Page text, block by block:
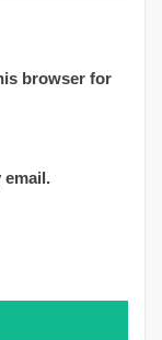
browser for
email.